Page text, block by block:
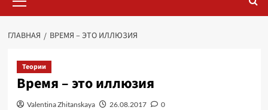
меню
ГЛАВНАЯ ВРЕМЯ – ЭТО ИЛЛЮЗИЯ
Теории
Время – это иллюзия
Valentina Zhitanskaya 26.08.2017 0